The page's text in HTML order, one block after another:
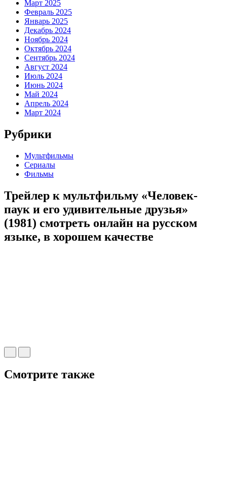
Март 2025
Февраль 2025
Январь 2025
Декабрь 2024
Ноябрь 2024
Октябрь 2024
Сентябрь 2024
Август 2024
Июль 2024
Июнь 2024
Май 2024
Апрель 2024
Март 2024
Рубрики
Мультфильмы
Сериалы
Фильмы
Трейлер к мультфильму «Человек-
паук и его удивительные друзья»
(1981) cмотреть онлайн на русском
языке, в хорошем качестве
Смотрите также